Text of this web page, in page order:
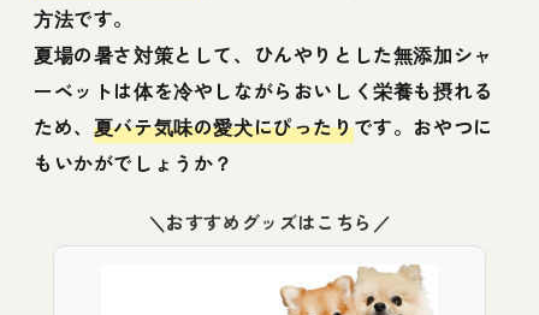
方法です。
夏場の暑さ対策として、ひんやりとした無添加シャ
ーベットは体を冷やしながらおいしく栄養も摂れる
ため、 夏バテ気味の愛犬にぴったりです。おやつに
もいかがでしょうか？
＼おすすめグッズはこちら／